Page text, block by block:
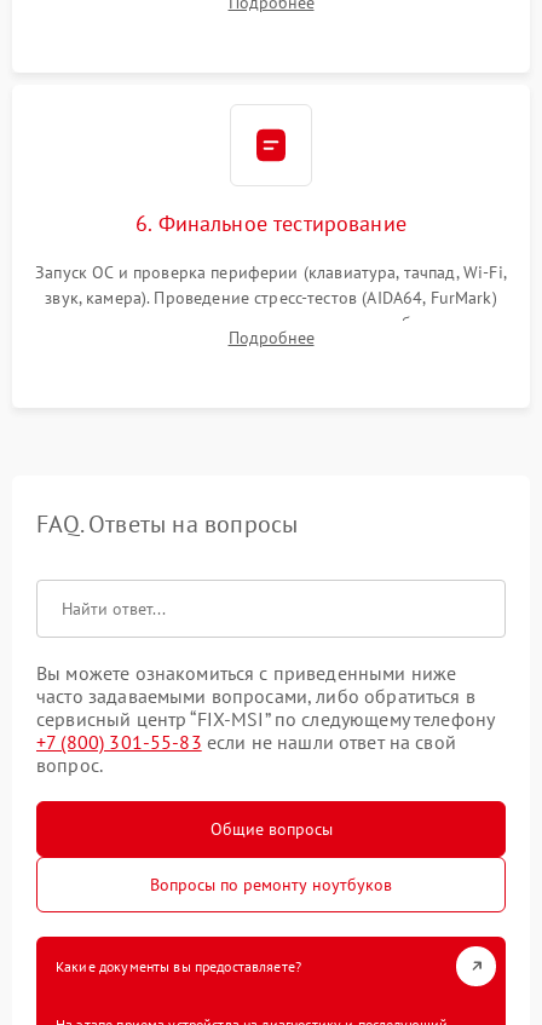
шлейфов, модулей памяти и накопителей. Предварительная
6. Финальное тестирование
Запуск ОС и проверка периферии (клавиатура, тачпад, Wi-Fi,
звук, камера). Проведение стресс-тестов (AIDA64, FurMark)
для контроля температурного режима и стабильности
системы под пиковой нагрузкой.
Подробнее
FAQ. Ответы на вопросы
Вы можете ознакомиться с приведенными ниже
часто задаваемыми вопросами, либо обратиться в
сервисный центр “FIX-MSI” по следующему телефону
+7 (800) 301-55-83 если не нашли ответ на свой
вопрос.
Общие вопросы
Вопросы по ремонту ноутбуков
Какие документы вы предоставляете?